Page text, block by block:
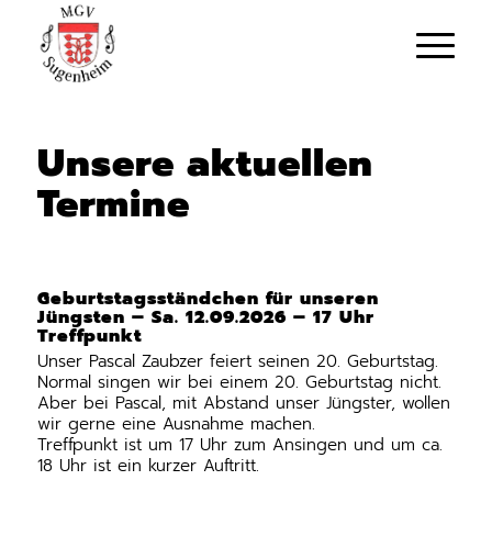
Unsere aktuellen
Termine
Geburtstagsständchen für unseren
Jüngsten – Sa. 12.09.2026 – 17 Uhr
Treffpunkt
Unser Pascal Zaubzer feiert seinen 20. Geburtstag.
Normal singen wir bei einem 20. Geburtstag nicht.
Aber bei Pascal, mit Abstand unser Jüngster, wollen
wir gerne eine Ausnahme machen.
Treffpunkt ist um 17 Uhr zum Ansingen und um ca.
18 Uhr ist ein kurzer Auftritt.